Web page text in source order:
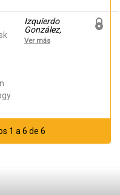
HERNÁNDEZ,
JUAN JOSÉ
Izquierdo
González,
Ricardo;
Dorrego
Ver más
1 a 6 de 6